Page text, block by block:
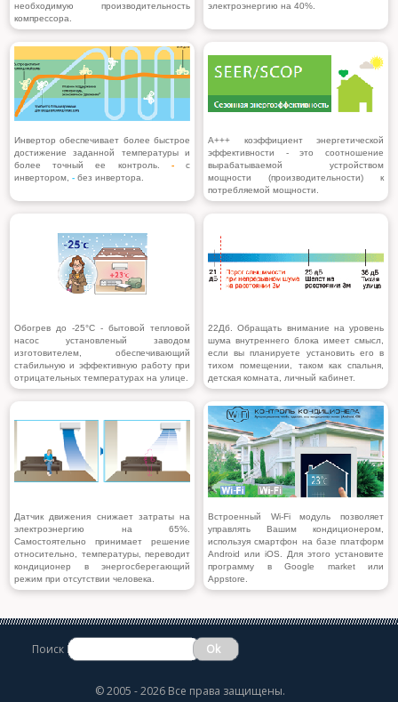
необходимую производительность
компрессора.
электроэнергию на 40%.
Инвертор обеспечивает более быстрое
достижение заданной температуры и
более точный ее контроль. -с
инвертором, - без инвертора.
A+++ коэффициент энергетической
эффективности - это соотношение
вырабатываемой устройством
мощности (производительности) к
потребляемой мощности.
Обогрев до -25°С - бытовой тепловой
насос установленый заводом
изготовителем, обеспечивающий
стабильную и эффективную работу при
отрицательных температурах на улице.
22Дб. Обращать внимание на уровень
шума внутреннего блока имеет смысл,
если вы планируете установить его в
тихом помещении, таком как спальня,
детская комната, личный кабинет.
Датчик движения снижает затраты на
электроэнергию на 65%.
Самостоятельно принимает решение
относительно, температуры, переводит
кондиционер в энергосберегающий
режим при отсутствии человека.
Встроенный Wi-Fi модуль позволяет
управлять Вашим кондиционером,
используя смартфон на базе платформ
Android или iOS. Для этого установите
программу в Google market или
Appstore.
Поиск
©2005 - 2026 Все права защищены.